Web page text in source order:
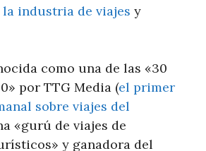
la industria de viajes y
como una de las «30
por TTG Media (el primer
sobre viajes del
«gurú de viajes de
y ganadora del